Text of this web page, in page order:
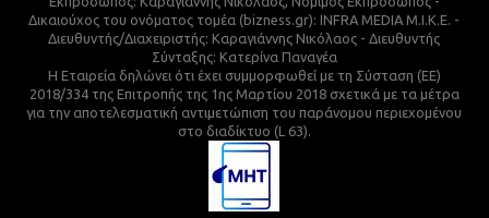
Δικαιούχος του ονόματος τομέα (bizness.gr): INFRA MEDIA M.I.K.E. -
Διευθυντής/Διαχειριστής: Καραγιάννης Νικόλαος - Διευθυντής
Σύνταξης: Κατερίνα Παναγέα
Η Εταιρεία δηλώνει ότι έχει συμμορφωθεί με τη Σύσταση (ΕΕ)
2018/334 της Επιτροπής της 1ης Μαρτίου 2018 σχετικά με τα μέτρα
για την αποτελεσματική αντιμετώπιση του παράνομου περιεχομένου
στο διαδίκτυο (L 63).